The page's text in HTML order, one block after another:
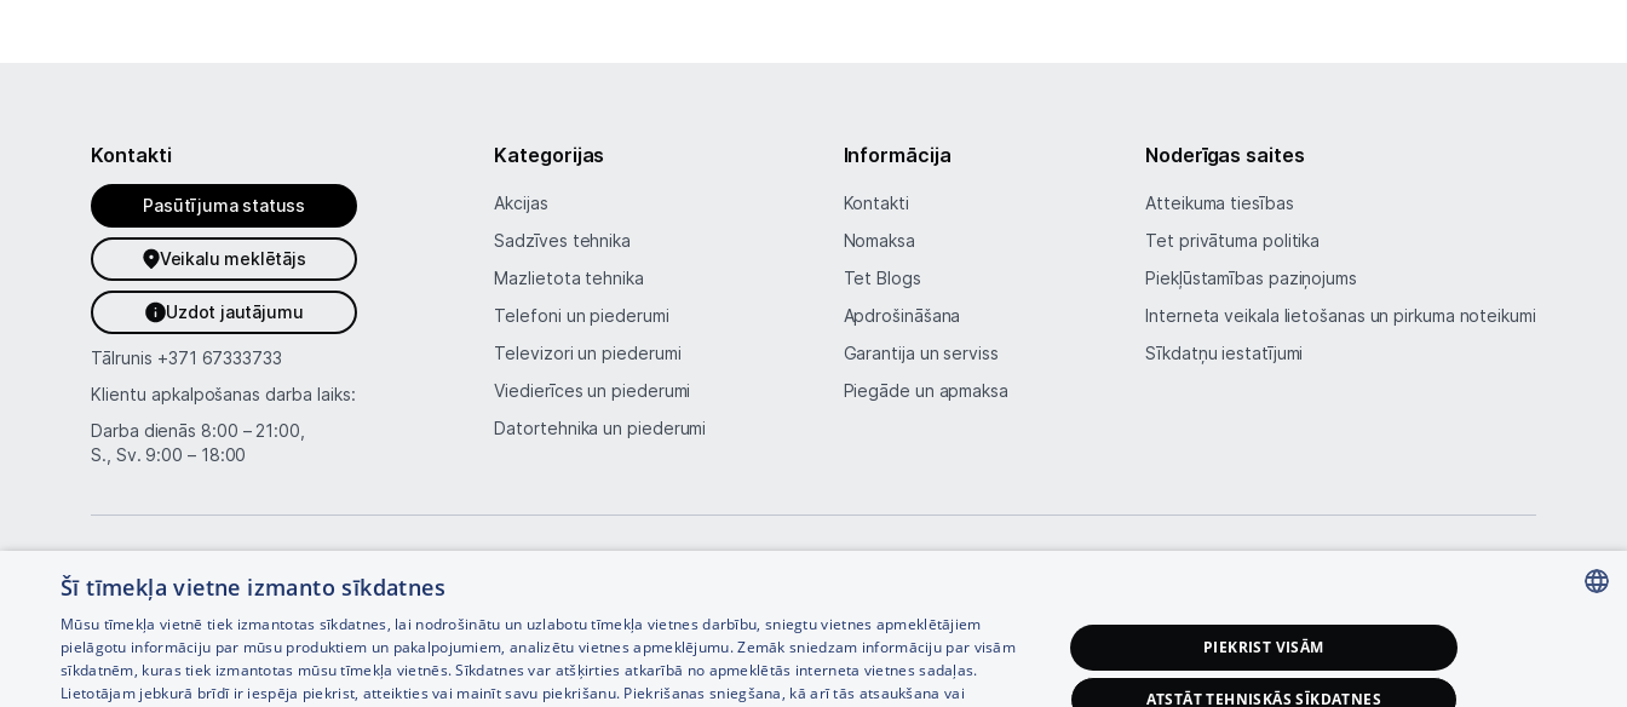
Piegāde un apmaksa
Tehnikas izvešana
Uzņēmumiem
Informācija
Kontakti
Pasūtījuma statuss
Veikalu meklētājs
Uzdot jautājumu
Tālrunis +371 67333733
Klientu apkalpošanas darba laiks:
Darba dienās 8:00 – 21:00,
S., Sv. 9:00 – 18:00
Kategorijas
Akcijas
Sadzīves tehnika
Mazlietota tehnika
Telefoni un piederumi
Televizori un piederumi
Viedierīces un piederumi
Datortehnika un piederumi
Informācija
Kontakti
Nomaksa
Tet Blogs
Apdrošināšana
Garantija un serviss
Piegāde un apmaksa
Noderīgas saites
Atteikuma tiesības
Tet privātuma politika
Piekļūstamības paziņojums
Interneta veikala lietošanas un pirkuma noteikumi
Sīkdatņu iestatījumi
Interneta veikala izstrāde —
Šī tīmekļa vietne izmanto sīkdatnes
Mūsu tīmekļa vietnē tiek izmantotas sīkdatnes, lai nodrošinātu un uzlabotu tīmekļa vietnes darbību, sniegtu vietnes apmeklētājiem
pielāgotu informāciju par mūsu produktiem un pakalpojumiem, analizētu vietnes apmeklējumu. Zemāk sniedzam informāciju par visām
sīkdatnēm, kuras tiek izmantotas mūsu tīmekļa vietnēs. Sīkdatnes var atšķirties atkarībā no apmeklētās interneta vietnes sadaļas.
Lietotājam jebkurā brīdī ir iespēja piekrist, atteikties vai mainīt savu piekrišanu. Piekrišanas sniegšana, kā arī tās atsaukšana vai
PIEKRIST VISĀM
ATSTĀT TEHNISKĀS SĪKDATNES